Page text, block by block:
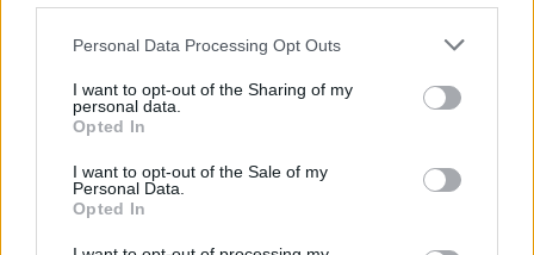
Personal Data Processing Opt Outs
I want to opt-out of the Sharing of my
personal data.
Opted In
I want to opt-out of the Sale of my
Personal Data.
Opted In